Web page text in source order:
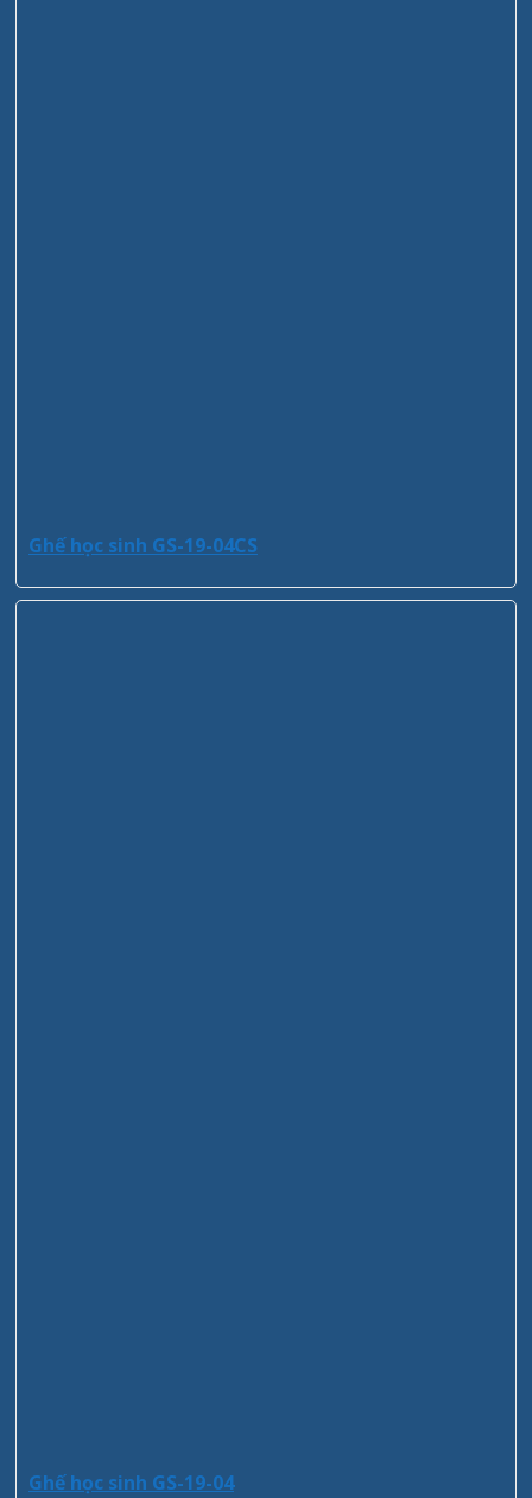
Ghế học sinh GS-19-04CS
Ghế học sinh GS-19-04